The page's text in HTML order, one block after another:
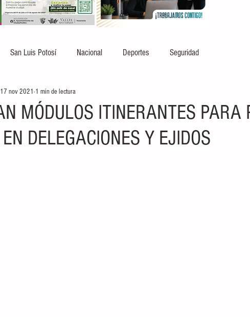
San Luis Potosí Nacional Deportes Seguridad
MÓDULOS ITINERANTES PARA
DELEGACIONES Y EJIDOS
17 nov 2021 1 min de lectura